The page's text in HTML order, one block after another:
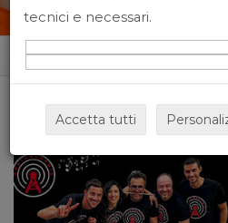
Home News&events
tecnici e necessari.
Accetta tutti